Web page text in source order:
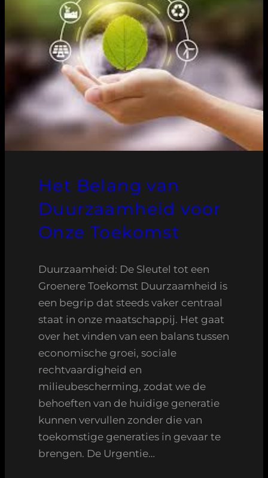
Het Belang van
Duurzaamheid voor
Onze Toekomst
Duurzaamheid: De Sleutel tot een
Groenere Toekomst Duurzaamheid is
een begrip dat steeds vaker centraal
staat in onze maatschappij. Het gaat
over het vinden van een balans tussen
economische groei, sociale
rechtvaardigheid en
milieubescherming, zodat we de
behoeften van de huidige generatie
kunnen vervullen zonder die van
toekomstige generaties in gevaar te
brengen. De Urgentie…